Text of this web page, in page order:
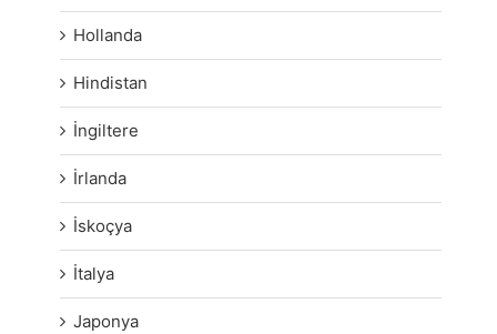
Hollanda
Hindistan
İngiltere
İrlanda
İskoçya
İtalya
Japonya